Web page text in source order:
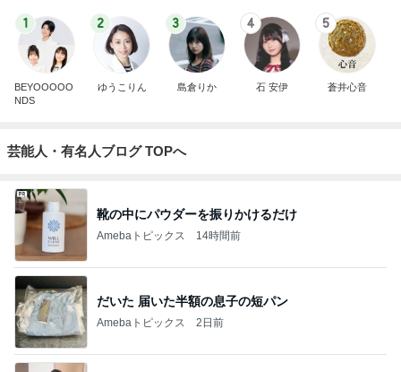
1
BEYOOOOO
NDS
2
ゆうこりん
3
島倉りか
4
石 安伊
5
蒼井心音
芸能人・有名人ブログ TOPへ
靴の中にパウダーを振りかけるだけ
Amebaトピックス 14時間前
だいた 届いた半額の息子の短パン
Amebaトピックス 2日前